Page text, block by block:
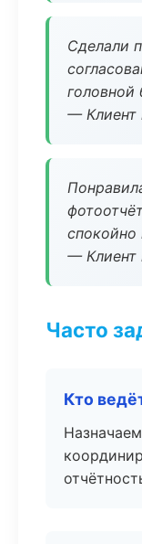
Сделали
головной
— Клиент
спокойно
— Клиент
Часто
Кто